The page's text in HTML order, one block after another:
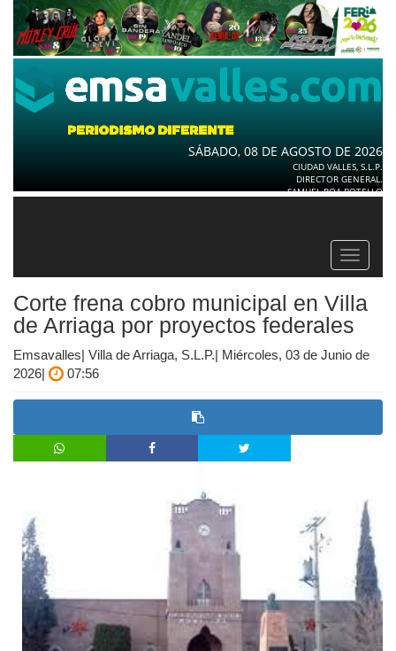
SÁBADO, 08 DE AGOSTO DE 2026
CIUDAD VALLES, S.L.P.
DIRECTOR GENERAL.
SAMUEL ROA BOTELLO
Toggle
Corte frena cobro municipal en Villa
de Arriaga por proyectos federales
Emsavalles| Villa de Arriaga, S.L.P.| Miércoles, 03 de Junio de
2026|
07:56